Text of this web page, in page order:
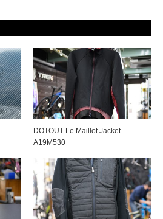
DOTOUT Le Maillot Jacket
A19M530